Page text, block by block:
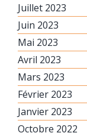
Juillet 2023
Juin 2023
Mai 2023
Avril 2023
Mars 2023
Février 2023
Janvier 2023
Octobre 2022